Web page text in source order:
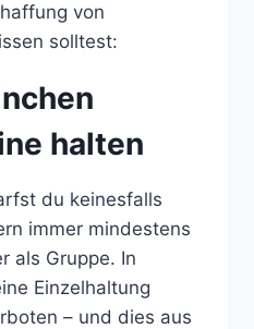
von
solltest:
halten
du keinesfalls
immer mindestens
als Gruppe. In
Einzelhaltung
– und dies aus